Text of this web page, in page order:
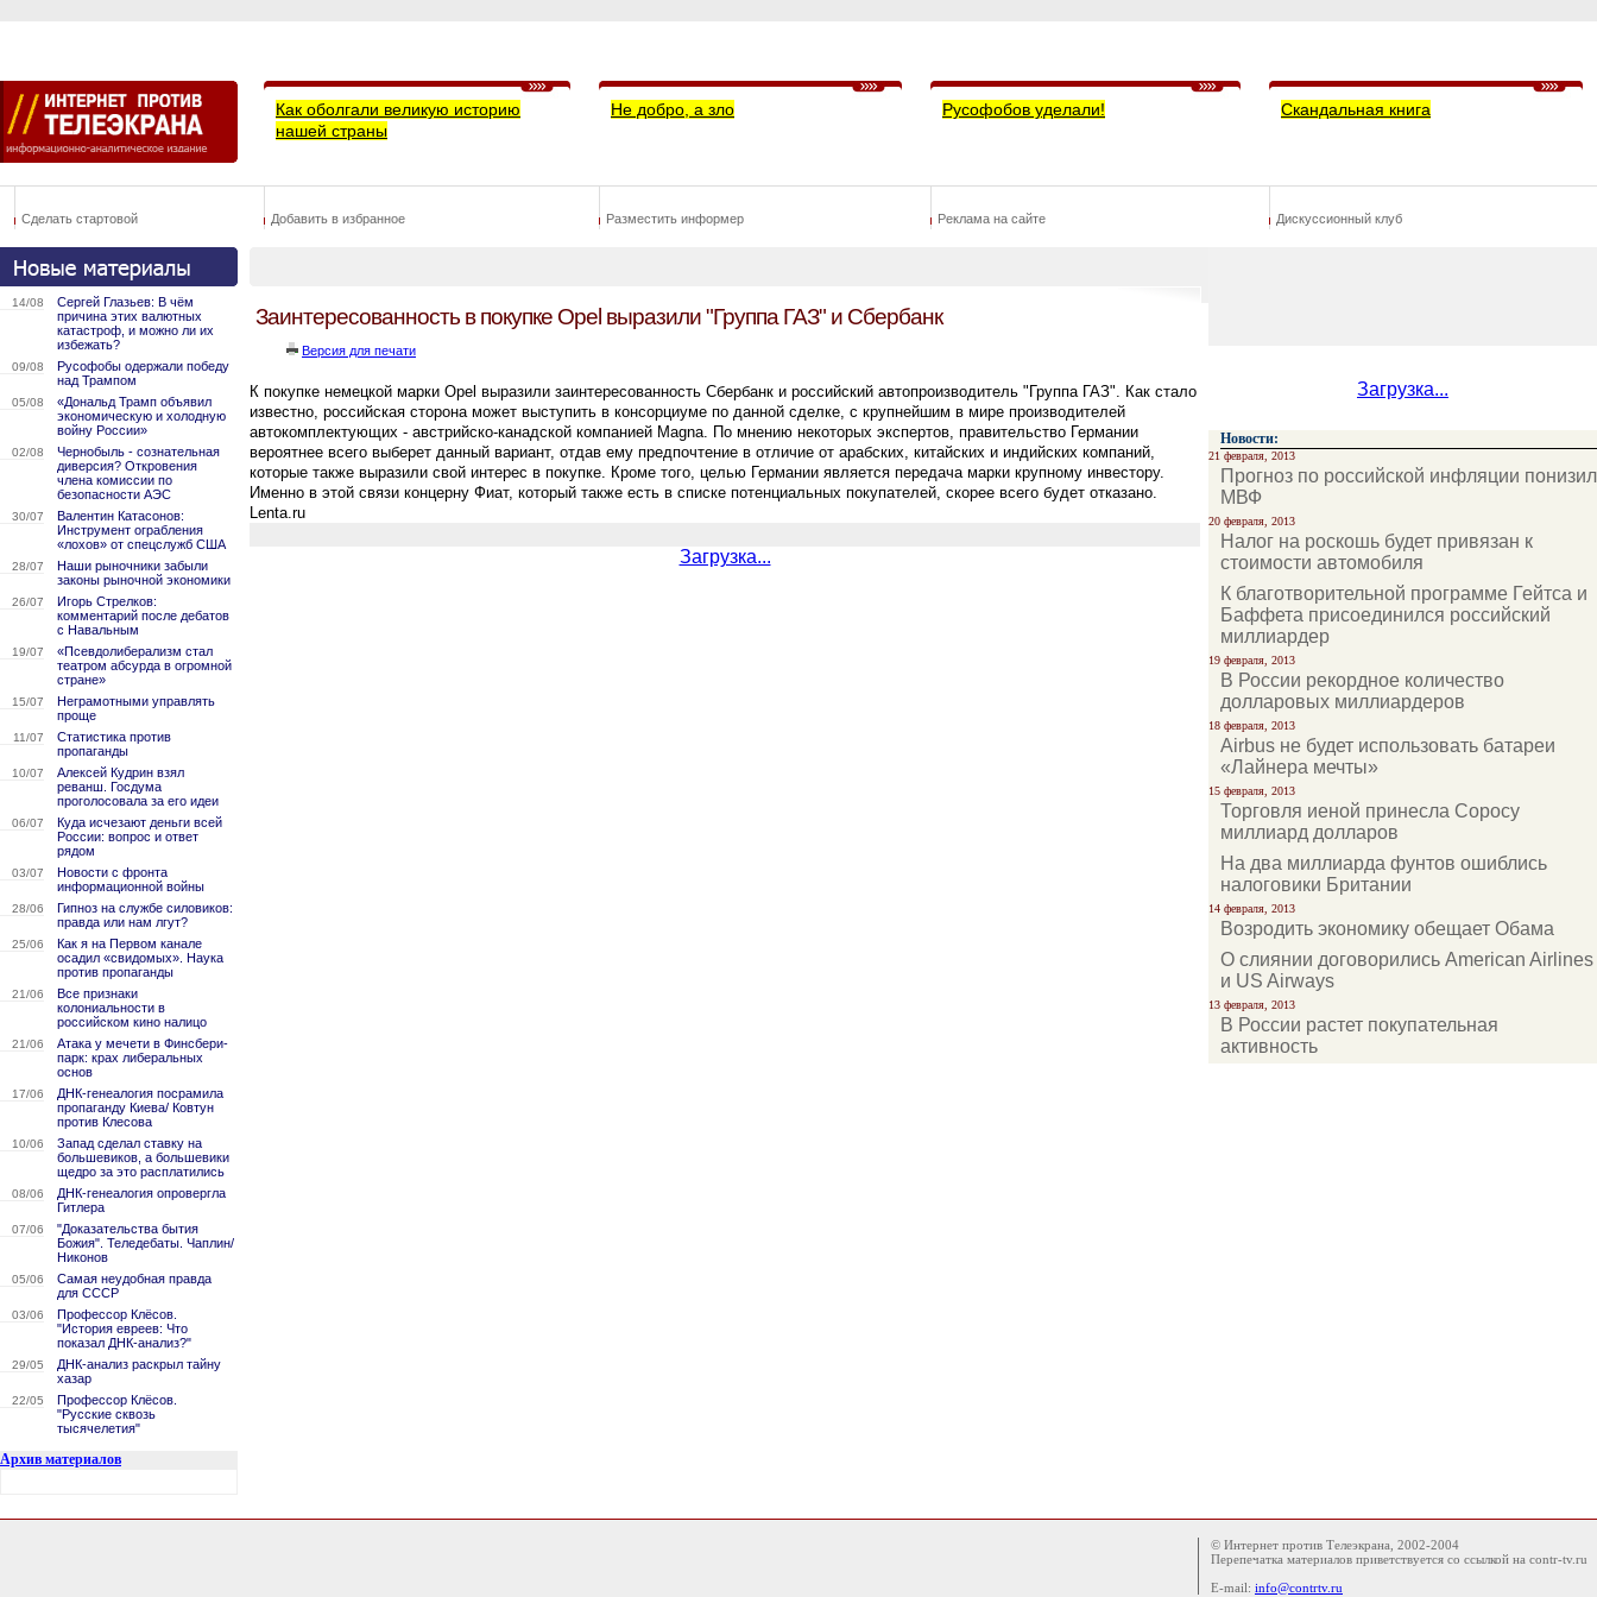
Как оболгали великую историю
нашей страны
Не добро, а зло Русофобов уделали! Скандальная книга
Сделать стартовой Добавить в избранное Разместить информер Реклама на сайте Дискуссионный клуб
14/08
Сергей Глазьев: В чём
причина этих валютных
катастроф, и можно ли их
избежать?
09/08
Русофобы одержали победу
над Трампом
05/08
«Дональд Трамп объявил
экономическую и холодную
войну России»
02/08
Чернобыль - сознательная
диверсия? Откровения
члена комиссии по
безопасности АЭС
30/07
Валентин Катасонов:
Инструмент ограбления
«лохов» от спецслужб США
28/07
Наши рыночники забыли
законы рыночной экономики
26/07
Игорь Стрелков:
комментарий после дебатов
с Навальным
19/07
«Псевдолиберализм стал
театром абсурда в огромной
стране»
15/07
Неграмотными управлять
проще
11/07
Статистика против
пропаганды
10/07
Алексей Кудрин взял
реванш. Госдума
проголосовала за его идеи
06/07
Куда исчезают деньги всей
России: вопрос и ответ
рядом
03/07
Новости с фронта
информационной войны
28/06
Гипноз на службе силовиков:
правда или нам лгут?
25/06
Как я на Первом канале
осадил «свидомых». Наука
против пропаганды
21/06
Все признаки
колониальности в
российском кино налицо
21/06
Атака у мечети в Финсбери-
парк: крах либеральных
основ
17/06
ДНК-генеалогия посрамила
пропаганду Киева/ Ковтун
против Клесова
10/06
Запад сделал ставку на
большевиков, а большевики
щедро за это расплатились
08/06
ДНК-генеалогия опровергла
Гитлера
07/06
"Доказательства бытия
Божия". Теледебаты. Чаплин/
Никонов
05/06
Самая неудобная правда
для СССР
03/06
Профессор Клёсов.
"История евреев: Что
показал ДНК-анализ?"
29/05
ДНК-анализ раскрыл тайну
хазар
22/05
Профессор Клёсов.
"Русские сквозь
тысячелетия"
Архив материалов
Заинтересованность в покупке Opel выразили "Группа ГАЗ" и Сбербанк
Версия для печати
К покупке немецкой марки Opel выразили заинтересованность Сбербанк и российский автопроизводитель "Группа ГАЗ". Как стало
известно, российская сторона может выступить в консорциуме по данной сделке, с крупнейшим в мире производителей
автокомплектующих - австрийско-канадской компанией Magna. По мнению некоторых экспертов, правительство Германии
вероятнее всего выберет данный вариант, отдав ему предпочтение в отличие от арабских, китайских и индийских компаний,
которые также выразили свой интерес в покупке. Кроме того, целью Германии является передача марки крупному инвестору.
Именно в этой связи концерну Фиат, который также есть в списке потенциальных покупателей, скорее всего будет отказано.
Lenta.ru
Загрузка...
Загрузка...
Новости:
21 февраля, 2013
Прогноз по российской инфляции понизил
МВФ
20 февраля, 2013
Налог на роскошь будет привязан к
стоимости автомобиля
К благотворительной программе Гейтса и
Баффета присоединился российский
миллиардер
19 февраля, 2013
В России рекордное количество
долларовых миллиардеров
18 февраля, 2013
Airbus не будет использовать батареи
«Лайнера мечты»
15 февраля, 2013
Торговля иеной принесла Соросу
миллиард долларов
На два миллиарда фунтов ошиблись
налоговики Британии
14 февраля, 2013
Возродить экономику обещает Обама
О слиянии договорились American Airlines
и US Airways
13 февраля, 2013
В России растет покупательная
активность
© Интернет против Телеэкрана, 2002-2004
Перепечатка материалов приветствуется со ссылкой на contr-tv.ru
E-mail: info@contrtv.ru